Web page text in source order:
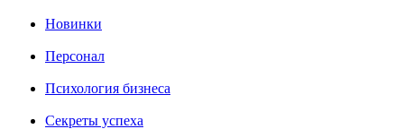
Новинки
Персонал
Психология бизнеса
Секреты успеха